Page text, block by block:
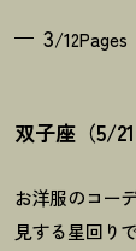
3/12Pages
双子座（5/
お洋服のコー
見する星回り